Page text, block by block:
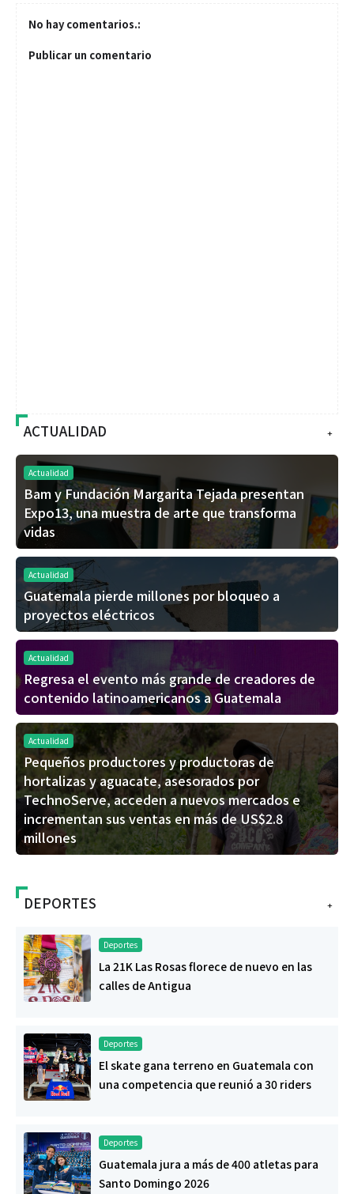
No hay comentarios.:
Publicar un comentario
+
ACTUALIDAD
Actualidad
Bam y Fundación Margarita Tejada presentan
Expo13, una muestra de arte que transforma
vidas
Actualidad
Guatemala pierde millones por bloqueo a
proyectos eléctricos
Actualidad
Regresa el evento más grande de creadores de
contenido latinoamericanos a Guatemala
Actualidad
Pequeños productores y productoras de
hortalizas y aguacate, asesorados por
TechnoServe, acceden a nuevos mercados e
incrementan sus ventas en más de US$2.8
millones
+
DEPORTES
Deportes
La 21K Las Rosas florece de nuevo en las
calles de Antigua
Deportes
El skate gana terreno en Guatemala con
una competencia que reunió a 30 riders
Deportes
Guatemala jura a más de 400 atletas para
Santo Domingo 2026